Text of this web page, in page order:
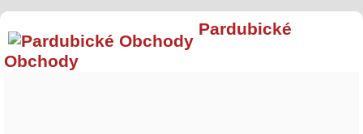
Pardubické
Obchody